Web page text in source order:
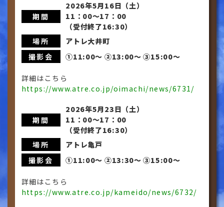
期間
2026年5月16日（土）
11：00〜17：00
（受付終了16:30）
場所
アトレ大井町
撮影会
①11:00〜 ②13:00〜 ③15:00〜
詳細はこちら
https://www.atre.co.jp/oimachi/news/6731/
期間
2026年5月23日（土）
11：00〜17：00
（受付終了16:30）
場所
アトレ亀戸
撮影会
①11:00〜 ②13:30〜 ③15:00〜
詳細はこちら
https://www.atre.co.jp/kameido/news/6732/